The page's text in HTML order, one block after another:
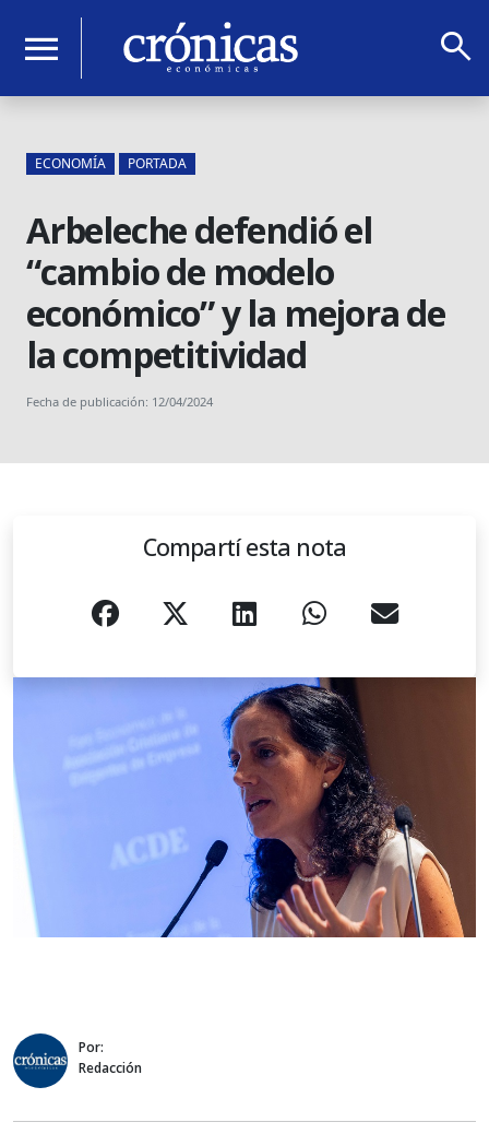
menu search
ECONOMÍA PORTADA
Arbeleche defendió el
“cambio de modelo
económico” y la mejora de
la competitividad
Fecha de publicación: 12/04/2024
Compartí esta nota
Por:
Redacción